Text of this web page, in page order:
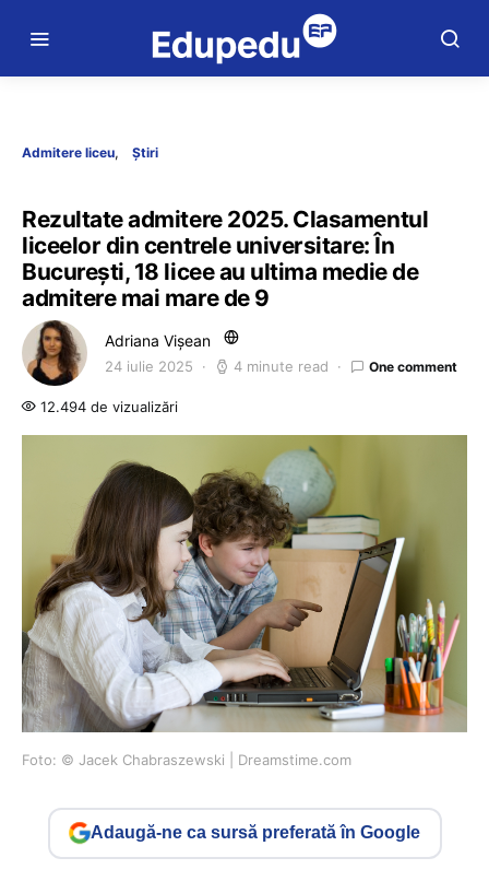
Admitere liceu Știri
Rezultate admitere 2025. Clasamentul
liceelor din centrele universitare: În
București, 18 licee au ultima medie de
admitere mai mare de 9
Adriana Vișean
24 iulie 2025 4 minute read One comment
12.494 de vizualizări
Foto: © Jacek Chabraszewski | Dreamstime.com
Adaugă-ne ca sursă preferată în Google